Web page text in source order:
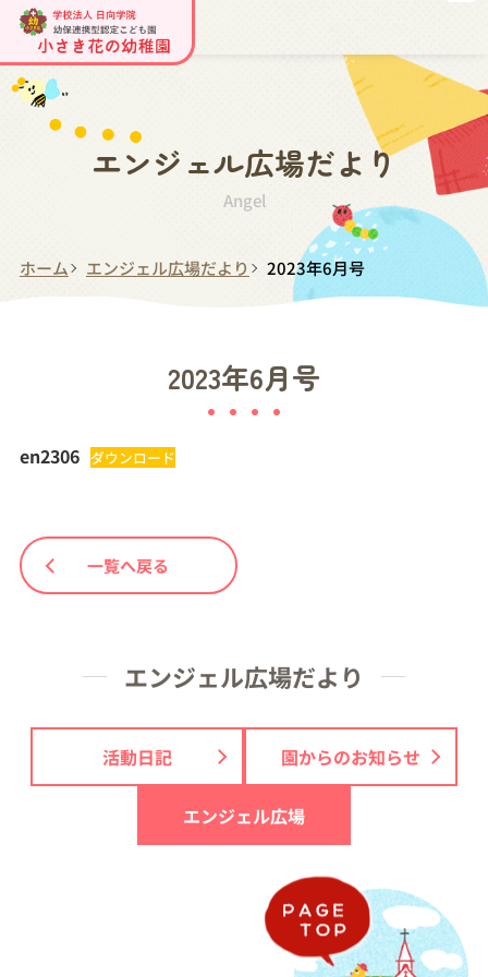
エンジェル広場だより
Angel
ホーム エンジェル広場だより 2023年6月号
2023年6月号
en2306 ダウンロード
一覧へ戻る
エンジェル広場だより
活動日記 園からのお知らせ
エンジェル広場